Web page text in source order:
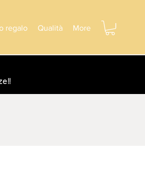
regalo Qualità More